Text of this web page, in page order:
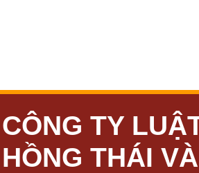
CÔNG TY
HỒNG THÁI